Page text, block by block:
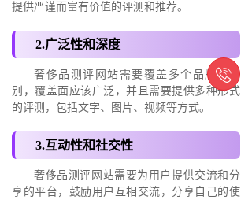
提供严谨而富有价值的评测和推荐。
2.广泛性和深度
奢侈品测评网站需要覆盖多个品牌和类
别，覆盖面应该广泛，并且需要提供多种形式
的评测，包括文字、图片、视频等方式。
3.互动性和社交性
奢侈品测评网站需要为用户提供交流和分
享的平台，鼓励用户互相交流，分享自己的使
